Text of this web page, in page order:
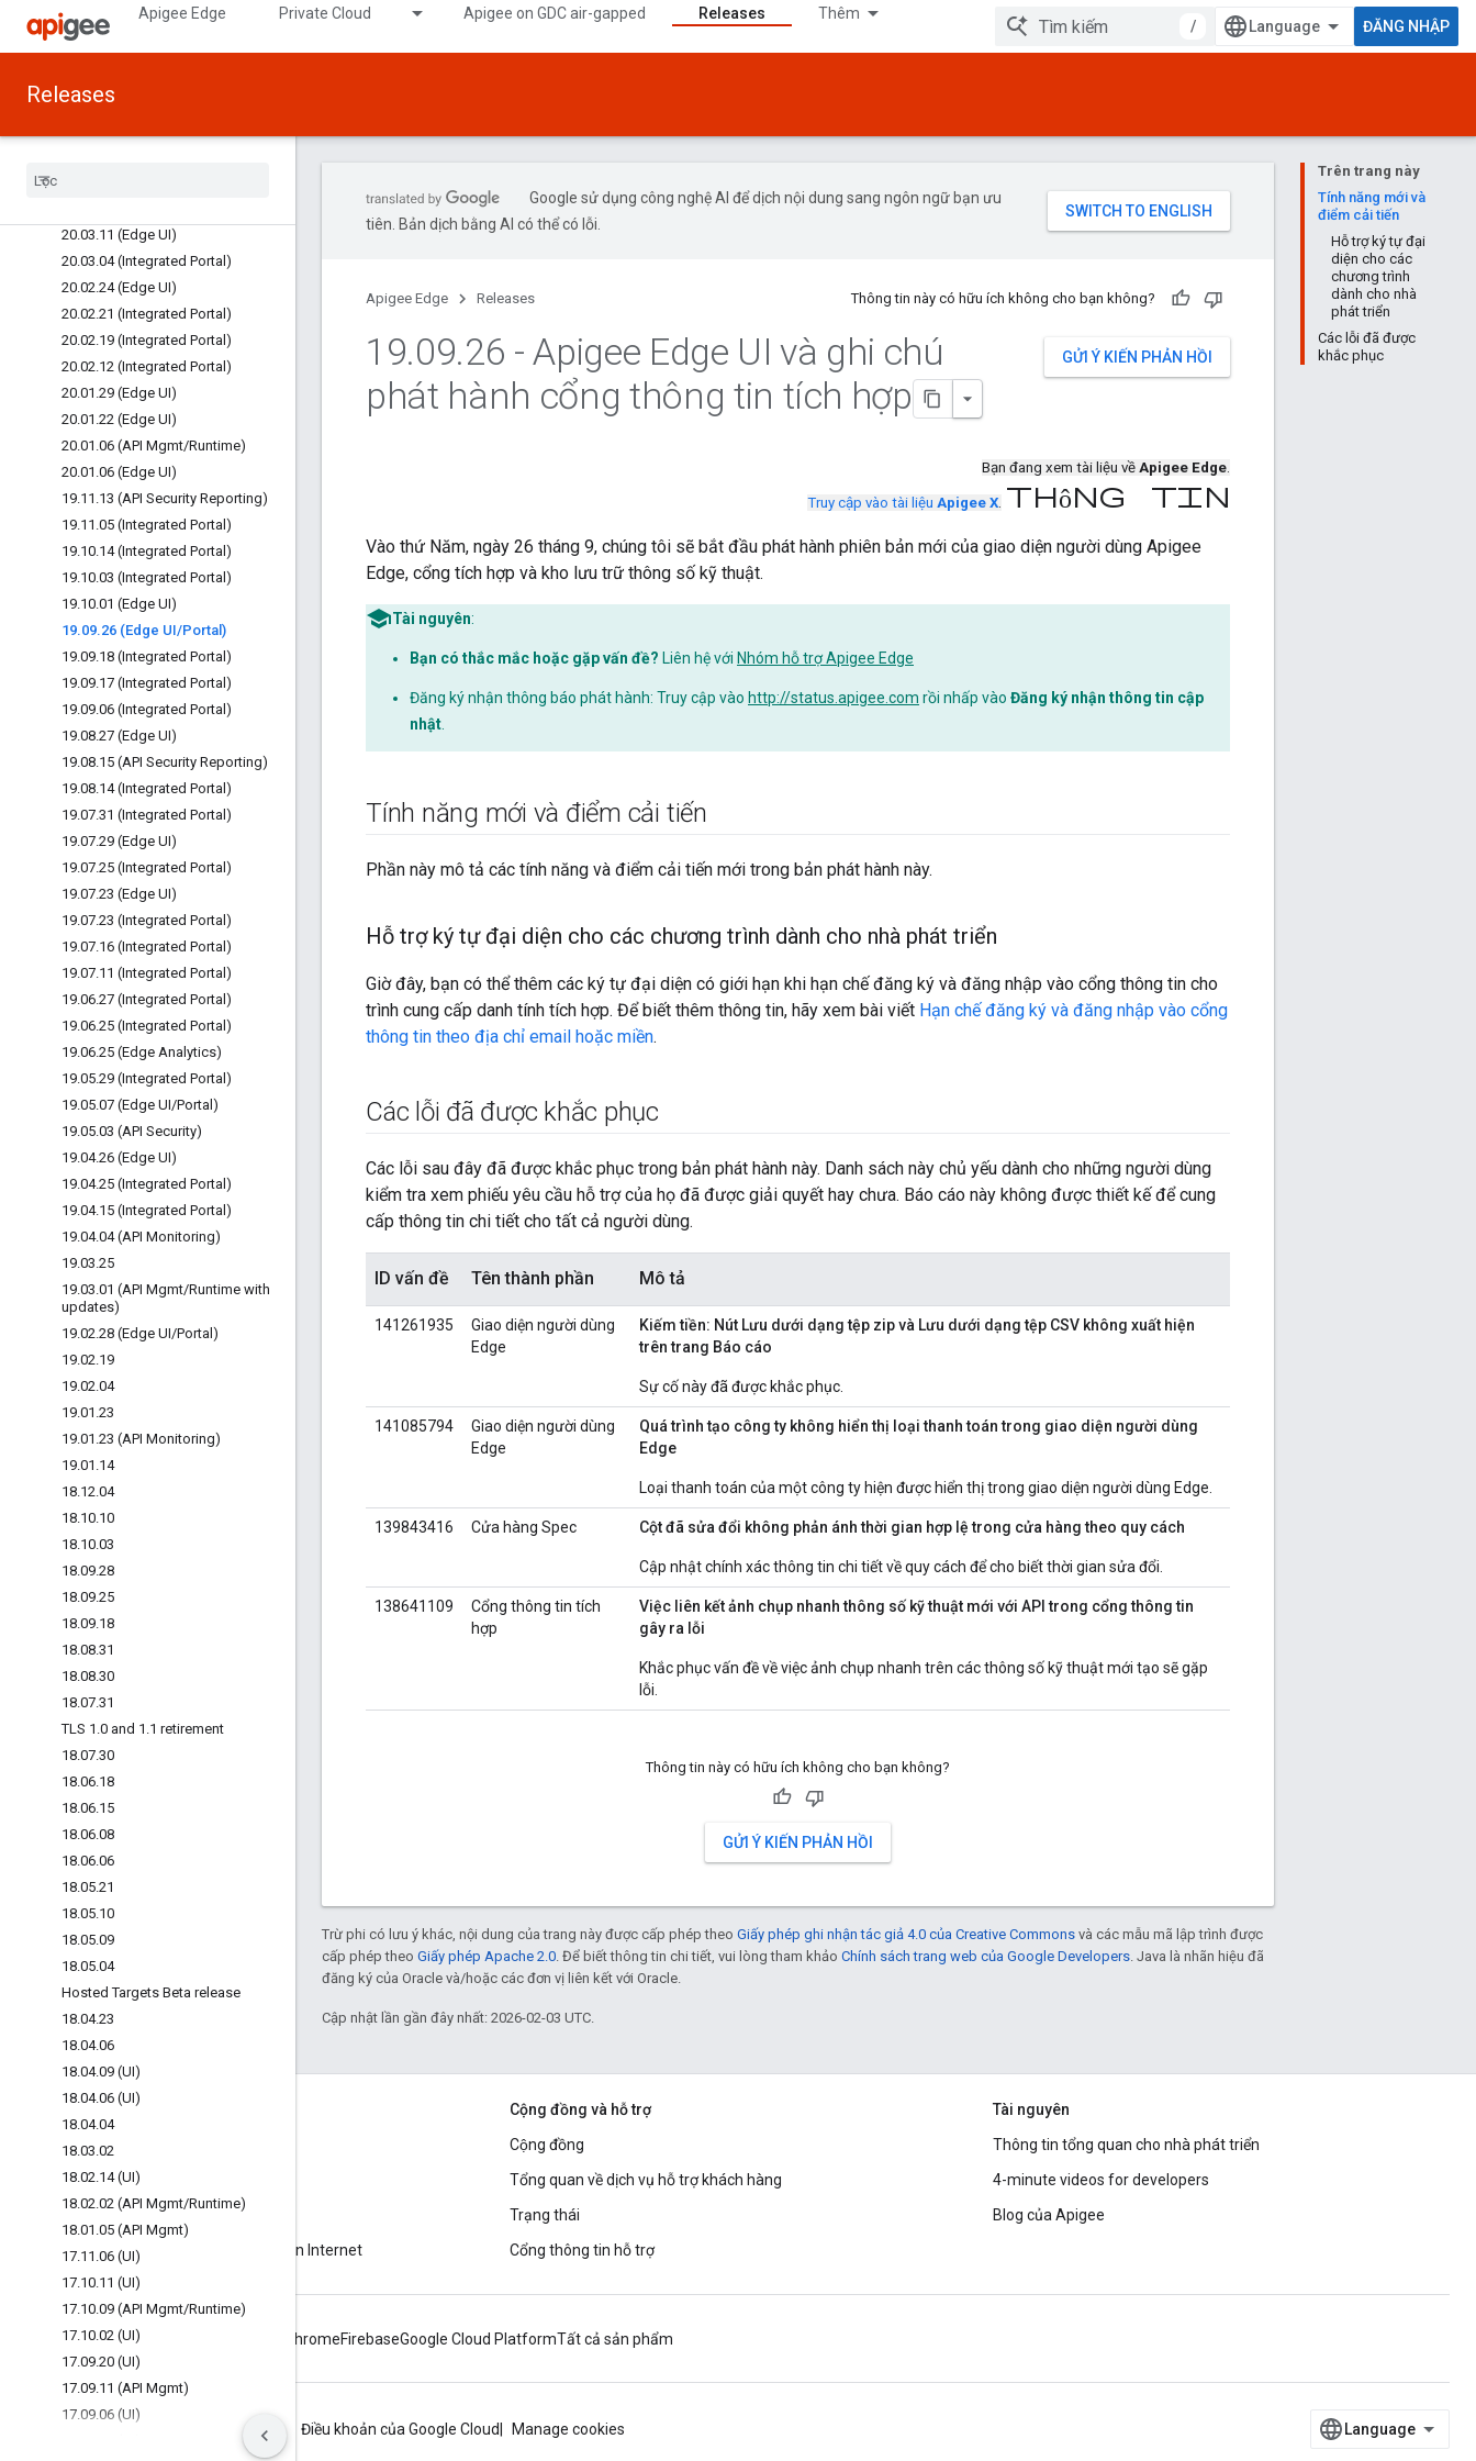
Apigee Edge Private Cloud Apigee on GDC air-gapped Releases Thêm
/ ĐĂNG NHẬP
Releases
20.06.17 (Integrated Portal)
20.05.20 (Integrated Portal)
20.04.20 (Integrated Portal)
20.03.11 (Edge UI)
20.03.04 (Integrated Portal)
20.02.24 (Edge UI)
20.02.21 (Integrated Portal)
20.02.19 (Integrated Portal)
20.02.12 (Integrated Portal)
20.01 .29 (Edge UI)
20.01 .22 (Edge UI)
20.01 .06 (API Mgmt/Runtime)
20.01 .06 (Edge UI)
19.11 .13 (API Security Reporting)
19.11 .05 (Integrated Portal)
19.10.14 (Integrated Portal)
19.10.03 (Integrated Portal)
19.10.01 (Edge UI)
19.09.26 (Edge UI/Portal)
19.09.18 (Integrated Portal)
19.09.17 (Integrated Portal)
19.09.06 (Integrated Portal)
19.08.27 (Edge UI)
19.08.15 (API Security Reporting)
19.08.14 (Integrated Portal)
19.07.31 (Integrated Portal)
19.07.29 (Edge UI)
19.07.25 (Integrated Portal)
19.07.23 (Edge UI)
19.07.23 (Integrated Portal)
19.07.16 (Integrated Portal)
19.07.11 (Integrated Portal)
19.06.27 (Integrated Portal)
19.06.25 (Integrated Portal)
19.06.25 (Edge Analytics)
19.05.29 (Integrated Portal)
19.05.07 (Edge UI/Portal)
19.05.03 (API Security)
19.04.26 (Edge UI)
19.04.25 (Integrated Portal)
19.04.15 (Integrated Portal)
19.04.04 (API Monitoring)
19.03.25
19.03.01 (API Mgmt/Runtime with
updates)
19.02.28 (Edge UI/Portal)
19.02.19
19.02.04
19.01 .23
19.01 .23 (API Monitoring)
19.01 .14
18.12.04
18.10.10
18.10.03
18.09.28
18.09.25
18.09.18
18.08.31
18.08.30
18.07.31
TLS 1 .0 and 1 .1 retirement
18.07.30
18.06.18
18.06.15
18.06.08
18.06.06
18.05.21
18.05.10
18.05.09
18.05.04
Hosted Targets Beta release
18.04.23
18.04.06
18.04.09 (UI)
18.04.06 (UI)
18.04.04
18.03.02
18.02.14 (UI)
18.02.02 (API Mgmt/Runtime)
18.01 .05 (API Mgmt)
17.11 .06 (UI)
17.10.11 (UI)
17.10.09 (API Mgmt/Runtime)
17.10.02 (UI)
17.09.20 (UI)
17.09.11 (API Mgmt)
17.09.06 (UI)
Trên trang này
Tính năng mới và
điểm cải tiến
Hỗ trợ ký tự đại
diện cho các
chương trình
dành cho nhà
phát triển
Các lỗi đã được
khắc phục
Google sử dụng công nghệ AI để dịch nội dung sang ngôn ngữ bạn ưu
tiên. Bản dịch bằng AI có thể có lỗi.
Apigee Edge Releases Thông tin này có hữu ích không cho bạn không?
GỬI Ý KIẾN PHẢN HỒI
19.09.26 - Apigee Edge UI và ghi chú
phát hành cổng thông tin tích hợp
Bạn đang xem tài liệu về Apigee Edge.
Truy cập vào tài liệu Apigee X. Thông tin
Vào thứ Năm, ngày 26 tháng 9, chúng tôi sẽ bắt đầu phát hành phiên bản mới của giao diện người dùng Apigee
Edge, cổng tích hợp và kho lưu trữ thông số kỹ thuật.
Tài nguyên:
Bạn có thắc mắc hoặc gặp vấn đề? Liên hệ với Nhóm hỗ trợ Apigee Edge
Đăng ký nhận thông báo phát hành: Truy cập vào http://status.apigee.com rồi nhấp vào Đăng ký nhận thông tin cập
nhật
Tính năng mới và điểm cải tiến
Phần này mô tả các tính năng và điểm cải tiến mới trong bản phát hành này.
Hỗ trợ ký tự đại diện cho các chương trình dành cho nhà phát triển
Giờ đây, bạn có thể thêm các ký tự đại diện có giới hạn khi hạn chế đăng ký và đăng nhập vào cổng thông tin cho
trình cung cấp danh tính tích hợp. Để biết thêm thông tin, hãy xem bài viết Hạn chế đăng ký và đăng nhập vào cổng
thông tin theo địa chỉ email hoặc miền.
Các lỗi đã được khắc phục
Các lỗi sau đây đã được khắc phục trong bản phát hành này. Danh sách này chủ yếu dành cho những người dùng
kiểm tra xem phiếu yêu cầu hỗ trợ của họ đã được giải quyết hay chưa. Báo cáo này không được thiết kế để cung
cấp thông tin chi tiết cho tất cả người dùng.
ID vấn đề Tên thành phần Mô tả
141261935
Giao diện người dùng
Edge
Kiếm tiền: Nút Lưu dưới dạng tệp zip và Lưu dưới dạng tệp CSV không xuất hiện
trên trang Báo cáo
Sự cố này đã được khắc phục.
141085794
Giao diện người dùng
Edge
Quá trình tạo công ty không hiển thị loại thanh toán trong giao diện người dùng
Edge
Loại thanh toán của một công ty hiện được hiển thị trong giao diện người dùng Edge.
139843416 Cửa hàng Spec Cột đã sửa đổi không phản ánh thời gian hợp lệ trong cửa hàng theo quy cách
Cập nhật chính xác thông tin chi tiết về quy cách để cho biết thời gian sửa đổi.
138641109
Cổng thông tin tích
hợp
Việc liên kết ảnh chụp nhanh thông số kỹ thuật mới với API trong cổng thông tin
gây ra lỗi
Khắc phục vấn đề về việc ảnh chụp nhanh trên các thông số kỹ thuật mới tạo sẽ gặp
lỗi.
Thông tin này có hữu ích không cho bạn không?
GỬI Ý KIẾN PHẢN HỒI
Trừ phi có lưu ý khác, nội dung của trang này được cấp phép theo Giấy phép ghi nhận tác giả 4.0 của Creative Commons và các mẫu mã lập trình được
cấp phép theo Giấy phép Apache 2.0. Để biết thông tin chi tiết, vui lòng tham khảo Chính sách trang web của Google Developers. Java là nhãn hiệu đã
đăng ký của Oracle và/hoặc các đơn vị liên kết với Oracle.
Cập nhật lần gần đây nhất: 2026-02-03 UTC.
Giới thiệu về Apigee
We're part of Google
Sự kiện
Sách điện tử và truyền hình trực tiếp trên Internet
Cộng đồng và hỗ trợ
Cộng đồng
Tổng quan về dịch vụ hỗ trợ khách hàng
Trạng thái
Cổng thông tin hỗ trợ
Tài nguyên
Thông tin tổng quan cho nhà phát triển
4-minute videos for developers
Blog của Apigee
ChromeFirebaseGoogle Cloud PlatformTất cả sản phẩm
Điều khoản trang web Điều khoản của Google Cloud Manage cookies